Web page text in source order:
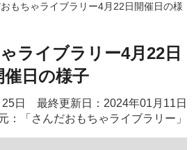
もちゃライブラリー4月22日開催日の様
ライブラリー4月22日
催日の様子
日 最終更新日：2024年01月11日
：「さんだおもちゃライブラリー」